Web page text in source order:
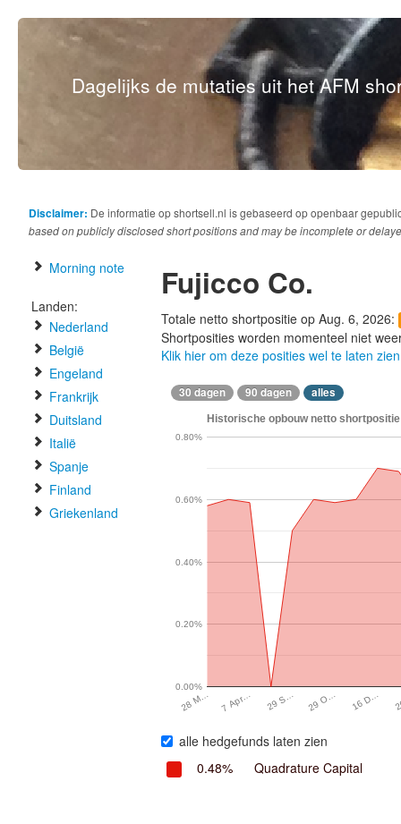
Dagelijks de mutaties uit het AFM
Disclaimer: De informatie op shortsell.nl is gebaseerd op openbaar
based on publicly disclosed short positions and may be incomplete or
Morning note
Landen:
Nederland
België
Engeland
Frankrijk
Duitsland
Italië
Spanje
Finland
Griekenland
Fujicco Co.
Totale netto shortpositie op Aug. 6, 2026:
Shortposities worden momenteel niet
Klik hier om deze posities wel te laten zien
30 dagen 90 dagen alles
Historische opbouw netto
28 M… 7 Apr… 29 S… 29 O… 16 D…
0.00%
0.20%
0.40%
0.60%
0.80%
alle hedgefunds laten zien
0.48%
Quadrature Capital